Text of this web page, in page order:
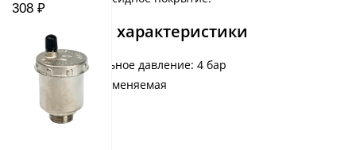
308 ₽
Технические характеристики
Предварительное давление: 4 бар
Мембрана: заменяемая
Вес: 9,5 кг